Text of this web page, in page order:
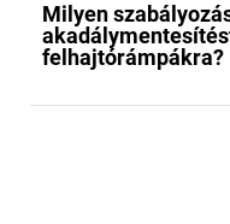
Milyen
felhajtórámpákra?